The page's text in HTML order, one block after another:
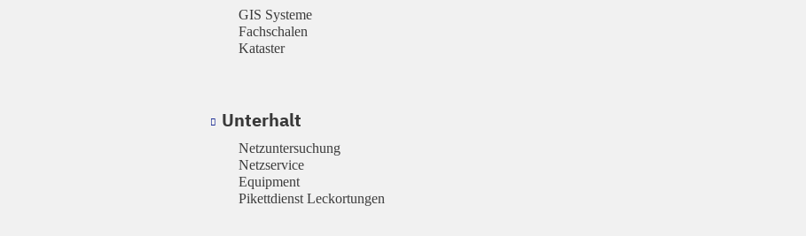
GIS Systeme
Fachschalen
Kataster
Unterhalt
Netzuntersuchung
Netzservice
Equipment
Pikettdienst Leckortungen